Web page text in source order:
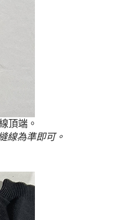
頂端。
線為準即可。